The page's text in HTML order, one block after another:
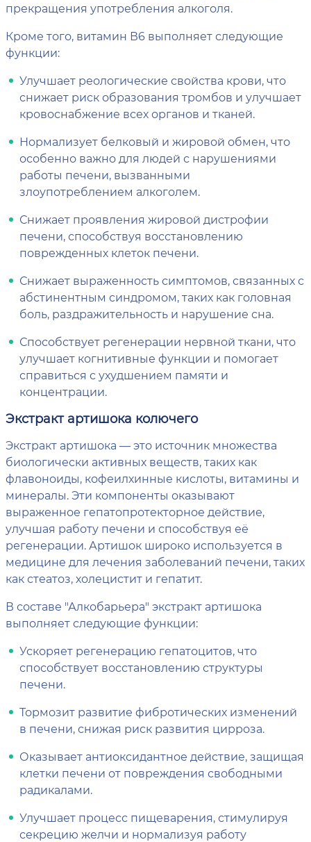
прекращения употребления алкоголя.
Кроме того, витамин В6 выполняет следующие
функции:
Улучшает реологические свойства крови, что
снижает риск образования тромбов и улучшает
кровоснабжение всех органов и тканей.
Нормализует белковый и жировой обмен, что
особенно важно для людей с нарушениями
работы печени, вызванными
злоупотреблением алкоголем.
Снижает проявления жировой дистрофии
печени, способствуя восстановлению
поврежденных клеток печени.
Снижает выраженность симптомов, связанных с
абстинентным синдромом, таких как головная
боль, раздражительность и нарушение сна.
Способствует регенерации нервной ткани, что
улучшает когнитивные функции и помогает
справиться с ухудшением памяти и
концентрации.
Экстракт артишока колючего
Экстракт артишока — это источник множества
биологически активных веществ, таких как
флавоноиды, кофеилхинные кислоты, витамины и
минералы. Эти компоненты оказывают
выраженное гепатопротекторное действие,
улучшая работу печени и способствуя её
регенерации. Артишок широко используется в
медицине для лечения заболеваний печени, таких
как стеатоз, холецистит и гепатит.
В составе "Алкобарьера" экстракт артишока
выполняет следующие функции:
Ускоряет регенерацию гепатоцитов, что
способствует восстановлению структуры
печени.
Тормозит развитие фибротических изменений
в печени, снижая риск развития цирроза.
Оказывает антиоксидантное действие, защищая
клетки печени от повреждения свободными
радикалами.
Улучшает процесс пищеварения, стимулируя
секрецию желчи и нормализуя работу